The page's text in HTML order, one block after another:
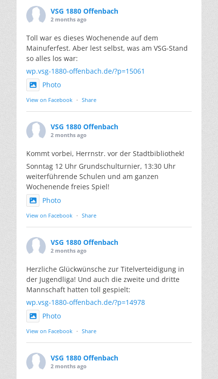
VSG 1880 Offenbach
2 months ago
Toll war es dieses Wochenende auf dem
Mainuferfest. Aber lest selbst, was am VSG-Stand
so alles los war:
wp.vsg-1880-offenbach.de/?p=15061
Photo
View on Facebook · Share
VSG 1880 Offenbach
2 months ago
Kommt vorbei, Herrnstr. vor der Stadtbibliothek!
Sonntag 12 Uhr Grundschulturnier, 13:30 Uhr
weiterführende Schulen und am ganzen
Wochenende freies Spiel!
Photo
View on Facebook · Share
VSG 1880 Offenbach
2 months ago
Herzliche Glückwünsche zur Titelverteidigung in
der Jugendliga! Und auch die zweite und dritte
Mannschaft hatten toll gespielt:
wp.vsg-1880-offenbach.de/?p=14978
Photo
View on Facebook · Share
VSG 1880 Offenbach
2 months ago